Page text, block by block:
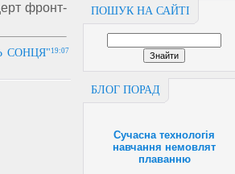
ПОШУК НА САЙТІ
БЛОГ ПОРАД
Сучасна технологія
навчання немовлят
плаванню
фронт-
19:07
СОНЦЯ"